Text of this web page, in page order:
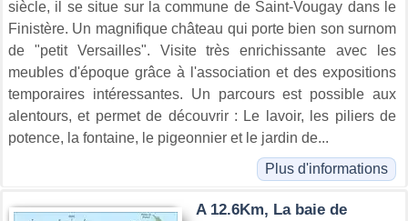
siècle, il se situe sur la commune de Saint-Vougay dans le
Finistère. Un magnifique château qui porte bien son surnom
de "petit Versailles". Visite très enrichissante avec les
meubles d'époque grâce à l'association et des expositions
temporaires intéressantes. Un parcours est possible aux
alentours, et permet de découvrir : Le lavoir, les piliers de
potence, la fontaine, le pigeonnier et le jardin de...
Plus d'informations
A 12.6Km, La baie de